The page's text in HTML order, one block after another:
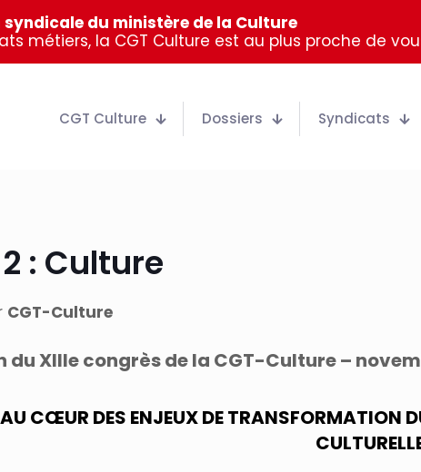
du ministère de la Culture
métiers, la CGT Culture est au plus proche de
CGT Culture Dossiers Syndicats
: Culture
CGT-Culture
du XIIIe congrès de la CGT-Culture –
CŒUR DES ENJEUX DE TRANSFORMATION